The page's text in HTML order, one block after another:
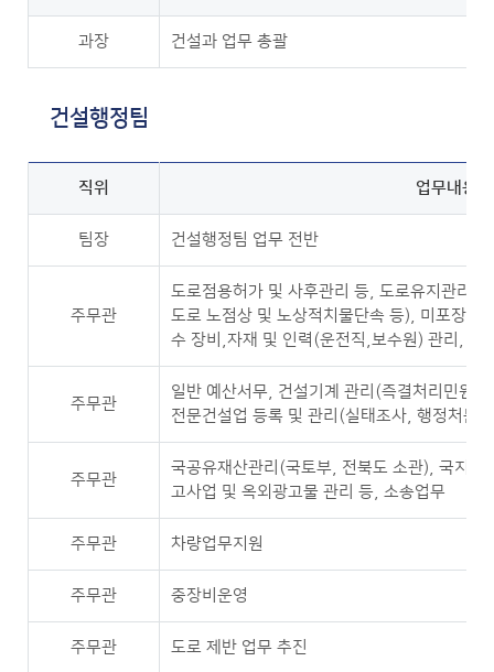
과장 건설과 업무 총괄
건설행정팀
직위 업무내용
팀장 건설행정팀 업무 전반
주무관
도로점용허가 및 사후관리 등, 도로유지관리
도로 노점상 및 노상적치물단속 등), 미포장도
수 장비,자재 및 인력(운전직,보수원) 관리, 지
주무관
일반 예산서무, 건설기계 관리(즉결처리민원
전문건설업 등록 및 관리(실태조사, 행정처분
주무관
국공유재산관리(국토부, 전북도 소관), 국지방
고사업 및 옥외광고물 관리 등, 소송업무
주무관 차량업무지원
주무관 중장비운영
주무관 도로 제반 업무 추진